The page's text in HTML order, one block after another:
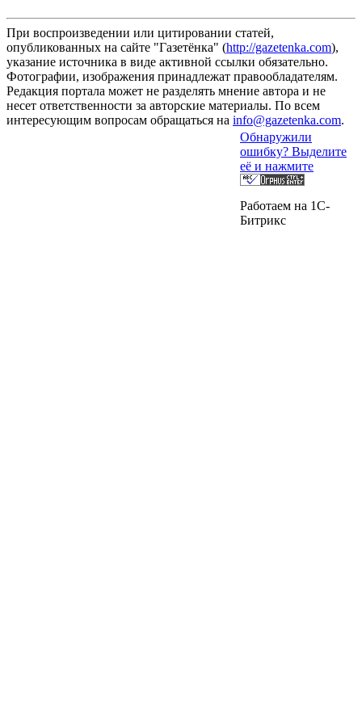
При воспроизведении или цитировании статей,
опубликованных на сайте "Газетёнка" (http://gazetenka.com),
указание источника в виде активной ссылки обязательно.
Фотографии, изображения принадлежат правообладателям.
Редакция портала может не разделять мнение автора и не
несет ответственности за авторские материалы. По всем
интересующим вопросам обращаться на info@gazetenka.com.
Обнаружили
ошибку? Выделите
её и нажмите
Работаем на 1C-
Битрикс